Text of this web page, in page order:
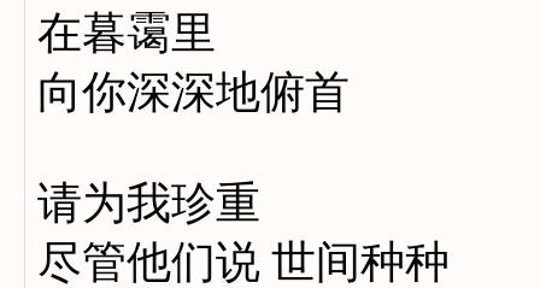
在暮霭里
向你深深地俯首
请为我珍重
尽管他们说 世间种种